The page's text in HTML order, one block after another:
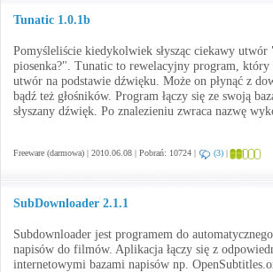
Tunatic 1.0.1b
Pomyśleliście kiedykolwiek słysząc ciekawy utwór
piosenka?". Tunatic to rewelacyjny program, który
utwór na podstawie dźwięku. Może on płynąć z
bądź też głośników. Program łączy się ze swoją
słyszany dźwięk. Po znalezieniu zwraca nazwę
Freeware (darmowa) | 2010.06.08 | Pobrań: 10724 | (3) |
SubDownloader 2.1.1
Subdownloader jest programem do
napisów do filmów. Aplikacja łączy się z
internetowymi bazami napisów np.